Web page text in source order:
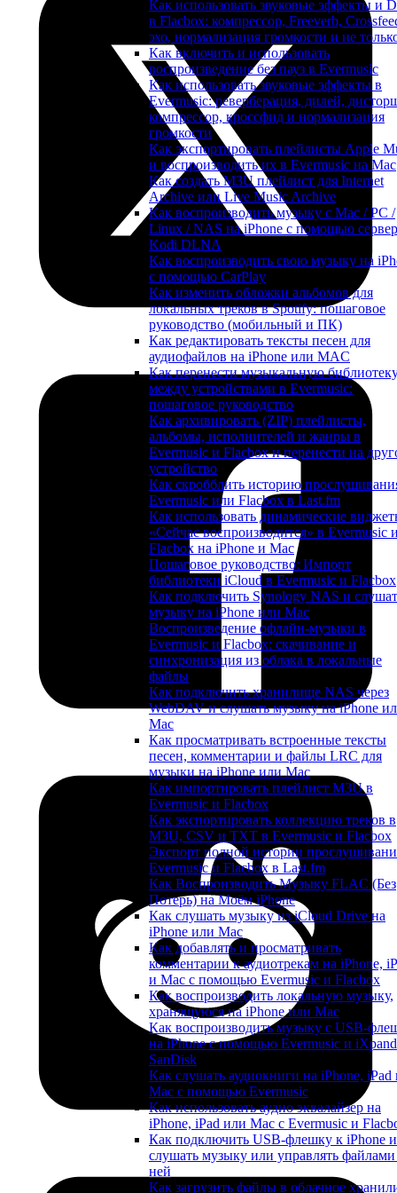
Как использовать звуковые эффекты и
в Flacbox: компрессор, Freeverb,
эхо, нормализация громкости и не
Как включить и использовать
воспроизведение без пауз в Evermusic
Как использовать звуковые эффекты в
Evermusic: реверберация, дилей,
компрессор, кроссфид и нормализация
громкости
Как экспортировать плейлисты Apple
и воспроизводить их в Evermusic на Mac
Как создать M3U плейлист для Internet
Archive или Live Music Archive
Как воспроизводить музыку с Mac / PC /
Linux / NAS на iPhone с помощью
Kodi DLNA
Как воспроизводить свою музыку на
с помощью CarPlay
Как изменить обложки альбомов для
локальных треков в Spotify: пошаговое
руководство (мобильный и ПК)
Как редактировать тексты песен для
аудиофайлов на iPhone или MAC
Как перенести музыкальную
между устройствами в Evermusic:
пошаговое руководство
Как архивировать (ZIP) плейлисты,
альбомы, исполнителей и жанры в
Evermusic и Flacbox и перенести на
устройство
Как скробблить историю
Evermusic или Flacbox в Last.fm
Как использовать динамические
«Сейчас воспроизводится» в Evermusic
Flacbox на iPhone и Mac
Пошаговое руководство: Импорт
библиотеки iCloud в Evermusic и Flacbox
Как подключить Synology NAS и
музыку на iPhone или Mac
Воспроизведение офлайн-музыки в
Evermusic и Flacbox: скачивание и
синхронизация из облака в локальные
файлы
Как подключить хранилище NAS через
WebDAV и слушать музыку на iPhone
Mac
Как просматривать встроенные тексты
песен, комментарии и файлы LRC для
музыки на iPhone или Mac
Как импортировать плейлист M3U в
Evermusic и Flacbox
Как экспортировать коллекцию треков в
M3U, CSV и TXT в Evermusic и Flacbox
Экспорт полной истории
Evermusic и Flacbox в Last.fm
Как Воспроизводить Музыку FLAC (Без
Потерь) на Моём iPhone
Как слушать музыку из iCloud Drive на
iPhone или Mac
Как добавлять и просматривать
комментарии к аудиотрекам на iPhone,
и Mac с помощью Evermusic и Flacbox
Как воспроизводить локальную музыку,
хранящуюся на iPhone или Mac
Как воспроизводить музыку с USB-
на iPhone с помощью Evermusic и
SanDisk
Как слушать аудиокниги на iPhone, iPad
Mac с помощью Evermusic
Как использовать аудио эквалайзер на
iPhone, iPad или Mac с Evermusic и
Как подключить USB-флешку к iPhone и
слушать музыку или управлять
ней
Как загрузить файлы в облачное